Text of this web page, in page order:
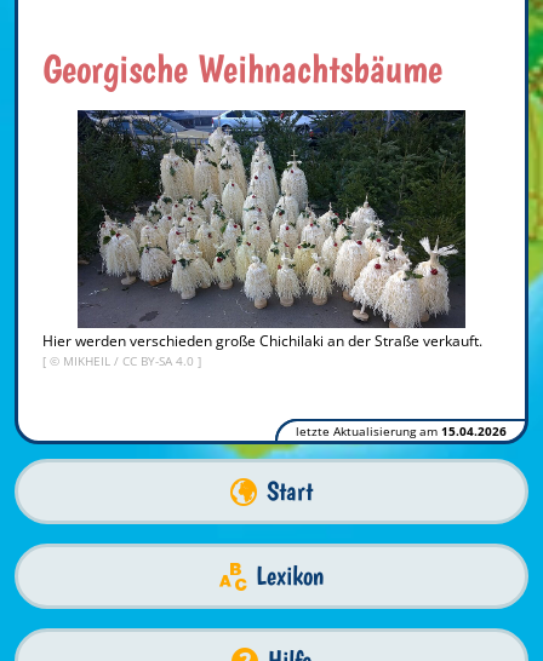
Georgische Weihnachtsbäume
Hier werden verschieden große Chichilaki an der Straße verkauft.
[ © MIKHEIL / CC BY-SA 4.0 ]
letzte Aktualisierung am 15.04.2026
Start
Lexikon